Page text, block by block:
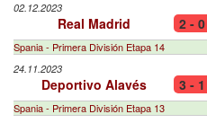
02.12.2023
Real Madrid 2 - 0
Spania - Primera División Etapa 14
24.11.2023
Deportivo Alavés 3 - 1
Spania - Primera División Etapa 13